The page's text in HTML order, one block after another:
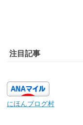
注目記事
にほんブログ村